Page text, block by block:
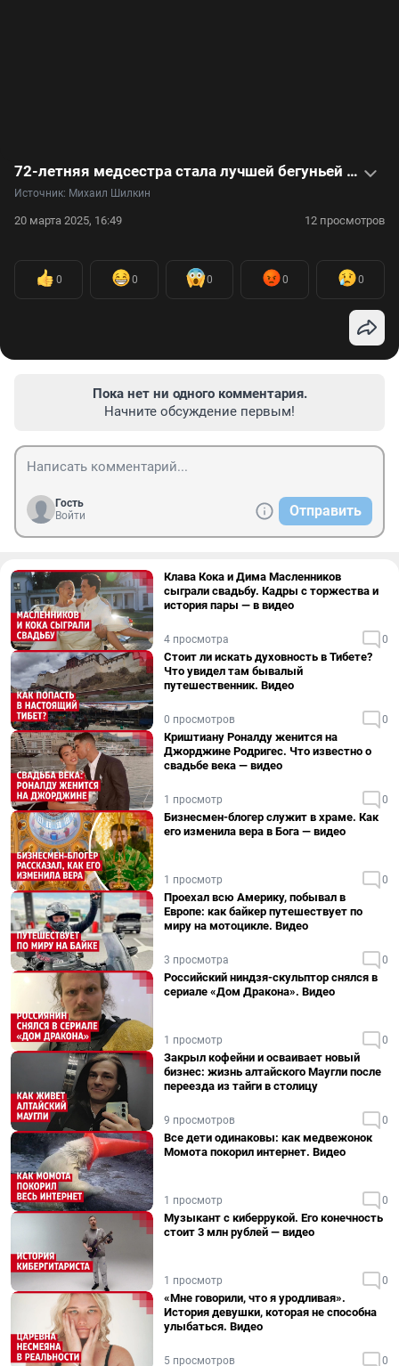
72-летняя медсестра стала лучшей бегуньей России в своем возрасте. Видеоинтервью
Источник: Михаил Шилкин
20 марта 2025, 16:49 12 просмотров
0 0 0 0 0
Пока нет ни одного комментария.
Начните обсуждение первым!
Гость
Войти
Отправить
Клава Кока и Дима Масленников
сыграли свадьбу. Кадры с торжества и
история пары — в видео
4 просмотра 0
Стоит ли искать духовность в Тибете?
Что увидел там бывалый
путешественник. Видео
0 просмотров 0
Криштиану Роналду женится на
Джорджине Родригес. Что известно о
свадьбе века — видео
1 просмотр 0
Бизнесмен-блогер служит в храме. Как
его изменила вера в Бога — видео
1 просмотр 0
Проехал всю Америку, побывал в
Европе: как байкер путешествует по
миру на мотоцикле. Видео
3 просмотра 0
Российский ниндзя-скульптор снялся в
сериале «Дом Дракона». Видео
1 просмотр 0
Закрыл кофейни и осваивает новый
бизнес: жизнь алтайского Маугли после
переезда из тайги в столицу
9 просмотров 0
Все дети одинаковы: как медвежонок
Момота покорил интернет. Видео
1 просмотр 0
Музыкант с киберрукой. Его конечность
стоит 3 млн рублей — видео
1 просмотр 0
«Мне говорили, что я уродливая».
История девушки, которая не способна
улыбаться. Видео
5 просмотров 0